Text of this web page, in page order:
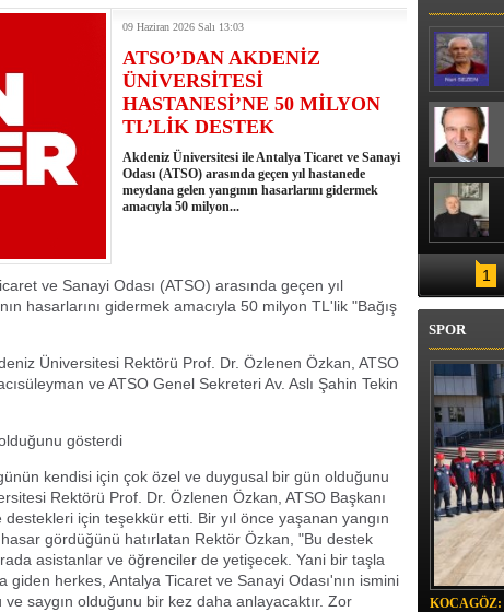
09 Haziran 2026 Salı 13:03
ATSO’DAN AKDENİZ
ÜNİVERSİTESİ
HASTANESİ’NE 50 MİLYON
TL’LİK DESTEK
Akdeniz Üniversitesi ile Antalya Ticaret ve Sanayi
Odası (ATSO) arasında geçen yıl hastanede
meydana gelen yangının hasarlarını gidermek
amacıyla 50 milyon...
ve Sanayi Odası (ATSO) arasında geçen yıl
hasarlarını gidermek amacıyla 50 milyon TL'lik "Bağış
Üniversitesi Rektörü Prof. Dr. Özlenen Özkan, ATSO
ve ATSO Genel Sekreteri Av. Aslı Şahin Tekin
gösterdi
kendisi için çok özel ve duygusal bir gün olduğunu
Rektörü Prof. Dr. Özlenen Özkan, ATSO Başkanı
için teşekkür etti. Bir yıl önce yaşanan yangın
gördüğünü hatırlatan Rektör Özkan, "Bu destek
asistanlar ve öğrenciler de yetişecek. Yani bir taşla
giden herkes, Antalya Ticaret ve Sanayi Odası'nın ismini
saygın olduğunu bir kez daha anlayacaktır. Zor
1
SPOR